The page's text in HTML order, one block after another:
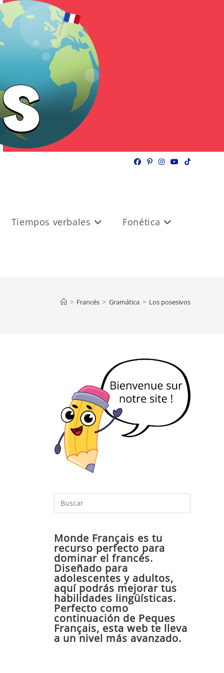
Tiempos verbales Fonética
> Francés > Gramática > Los posesivos
Escape
Monde Français es tu
recurso perfecto para
dominar el francés.
Diseñado para
adolescentes y adultos,
aquí podrás mejorar tus
habilidades lingüísticas.
Perfecto como
continuación de Peques
Français, esta web te lleva
a un nivel más avanzado.